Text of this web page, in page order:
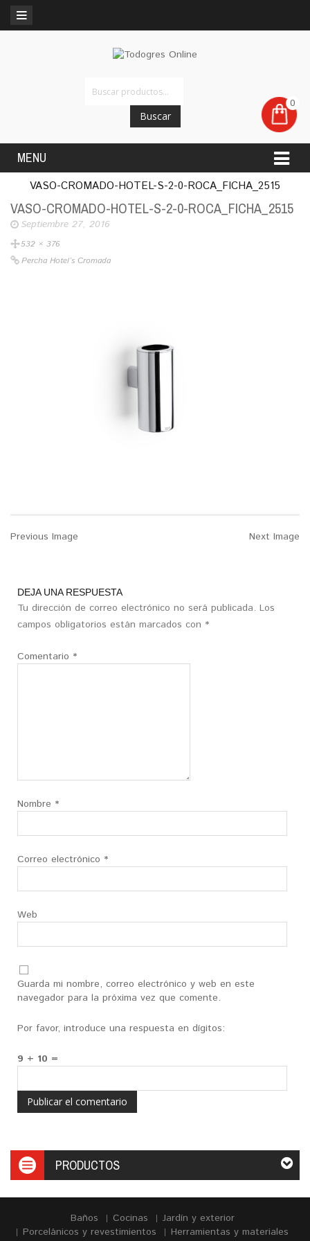
0
MENU
Buscar
VASO-CROMADO-HOTEL-S-2-0-ROCA_FICHA_2515
VASO-CROMADO-HOTEL-S-2-0-ROCA_FICHA_2515
Septiembre 27, 2016
532 × 376
Percha Hotel’s Cromada
Previous Image Next Image
DEJA UNA RESPUESTA
Tu dirección de correo electrónico no será publicada. Los
campos obligatorios están marcados con *
Comentario *
Nombre *
Correo electrónico *
Web
Guarda mi nombre, correo electrónico y web en este
navegador para la próxima vez que comente.
Por favor, introduce una respuesta en dígitos:
9 + 10 =
PRODUCTOS
Baños Cocinas
Jardín y exterior
Porcelánicos y revestimientos
Herramientas y materiales